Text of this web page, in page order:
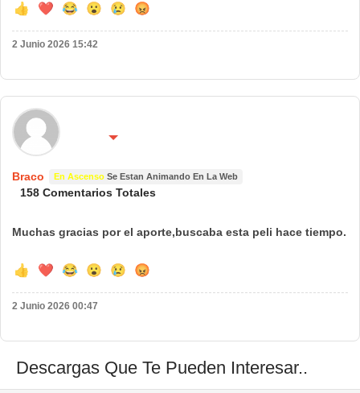
👍 ❤️ 😂 😮 😢 😡
2 Junio 2026 15:42
Braco En Ascenso Se Estan Animando En La Web
158 Comentarios Totales
Muchas gracias por el aporte,buscaba esta peli hace tiempo.
👍 ❤️ 😂 😮 😢 😡
2 Junio 2026 00:47
Descargas Que Te Pueden Interesar..